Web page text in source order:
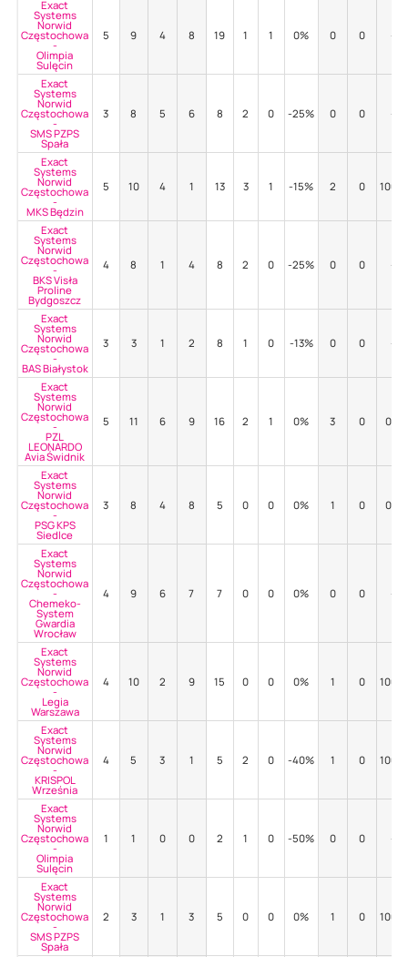
Exact
Systems
Norwid
Częstochowa
-
Olimpia
Sulęcin
5 9 4 8 19 1 1 0% 0 0 -
Exact
Systems
Norwid
Częstochowa
-
SMS PZPS
Spała
3 8 5 6 8 2 0 -25% 0 0 -
Exact
Systems
Norwid
Częstochowa
-
MKS Będzin
5 10 4 1 13 3 1 -15% 2 0 100%
Exact
Systems
Norwid
Częstochowa
-
BKS Visła
Proline
Bydgoszcz
4 8 1 4 8 2 0 -25% 0 0 -
Exact
Systems
Norwid
Częstochowa
-
BAS Białystok
3 3 1 2 8 1 0 -13% 0 0 -
Exact
Systems
Norwid
Częstochowa
-
PZL
LEONARDO
Avia Świdnik
5 11 6 9 16 2 1 0% 3 0 0%
Exact
Systems
Norwid
Częstochowa
-
PSG KPS
Siedlce
3 8 4 8 5 0 0 0% 1 0 0%
Exact
Systems
Norwid
Częstochowa
-
Chemeko-
System
Gwardia
Wrocław
4 9 6 7 7 0 0 0% 0 0 -
Exact
Systems
Norwid
Częstochowa
-
Legia
Warszawa
4 10 2 9 15 0 0 0% 1 0 100%
Exact
Systems
Norwid
Częstochowa
-
KRISPOL
Września
4 5 3 1 5 2 0 -40% 1 0 100%
Exact
Systems
Norwid
Częstochowa
-
Olimpia
Sulęcin
1 1 0 0 2 1 0 -50% 0 0 -
Exact
Systems
Norwid
Częstochowa
-
SMS PZPS
Spała
2 3 1 3 5 0 0 0% 1 0 100%